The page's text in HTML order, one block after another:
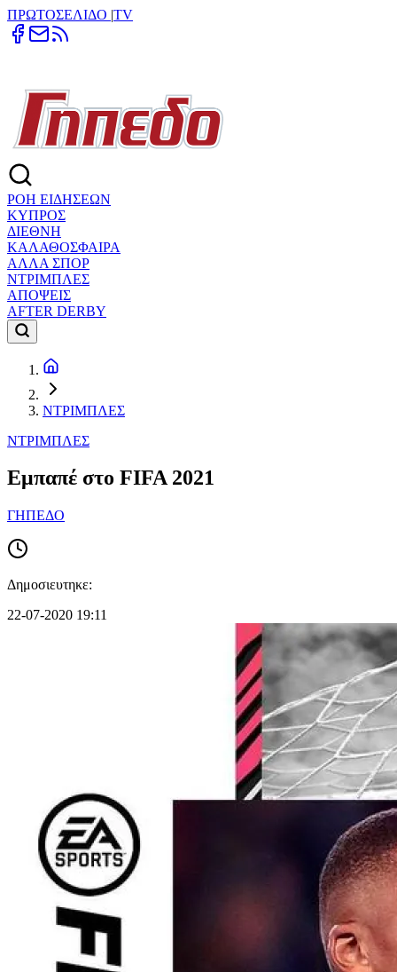
ΠΡΩΤΟΣΕΛΙΔΟ |TV
ΡΟΗ ΕΙΔΗΣΕΩΝ
ΚΥΠΡΟΣ
ΔΙΕΘΝΗ
ΚΑΛΑΘΟΣΦΑΙΡΑ
ΑΛΛΑ ΣΠΟΡ
ΝΤΡΙΜΠΛΕΣ
ΑΠΟΨΕΙΣ
AFTER DERBY
ΝΤΡΙΜΠΛΕΣ
ΝΤΡΙΜΠΛΕΣ
Εμπαπέ στο FIFA 2021
ΓΗΠΕΔΟ
Δημοσιευτηκε:
22-07-2020 19:11